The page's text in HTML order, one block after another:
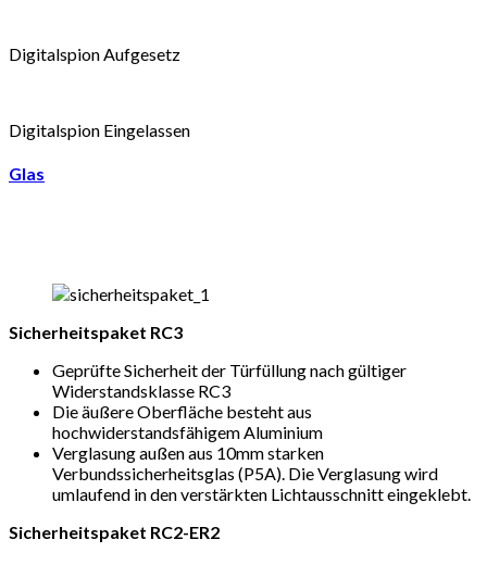
Digitalspion Aufgesetz
Digitalspion Eingelassen
Glas
Sicherheitspaket RC3
Geprüfte Sicherheit der Türfüllung nach gültiger
Widerstandsklasse RC3
Die äußere Oberfläche besteht aus
hochwiderstandsfähigem Aluminium
Verglasung außen aus 10mm starken
Verbundssicherheitsglas (P5A). Die Verglasung wird
umlaufend in den verstärkten Lichtausschnitt eingeklebt.
Sicherheitspaket RC2-ER2